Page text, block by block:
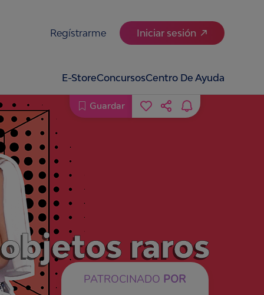
Regístrarme Iniciar sesión
E-StoreConcursosCentro De Ayuda
raros
PATROCINADO POR
Guardar